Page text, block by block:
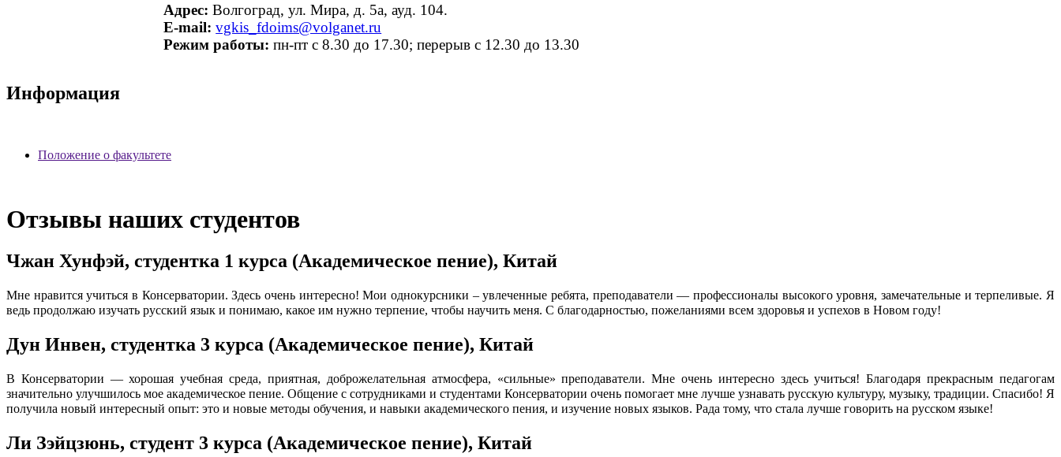
Адрес: Волгоград, ул. Мира, д. 5а, ауд. 104.
E-mail: vgkis_fdoims@volganet.ru
Режим работы: пн-пт с 8.30 до 17.30; перерыв с 12.30 до 13.30
Информация
Положение о факультете
Отзывы наших студентов
Чжан Хунфэй, студентка 1 курса (Академическое пение), Китай
Мне нравится учиться в Консерватории. Здесь очень интересно! Мои однокурсники – увлеченные ребята, преподаватели — профессионалы высокого уровня, замечательные и терпеливые. Я
ведь продолжаю изучать русский язык и понимаю, какое им нужно терпение, чтобы научить меня. С благодарностью, пожеланиями всем здоровья и успехов в Новом году!
Дун Инвен, студентка 3 курса (Академическое пение), Китай
В Консерватории — хорошая учебная среда, приятная, доброжелательная атмосфера, «сильные» преподаватели. Мне очень интересно здесь учиться! Благодаря прекрасным педагогам
значительно улучшилось мое академическое пение. Общение с сотрудниками и студентами Консерватории очень помогает мне лучше узнавать русскую культуру, музыку, традиции. Спасибо! Я
получила новый интересный опыт: это и новые методы обучения, и навыки академического пения, и изучение новых языков. Рада тому, что стала лучше говорить на русском языке!
Ли Зэйцзюнь, студент 3 курса (Академическое пение), Китай